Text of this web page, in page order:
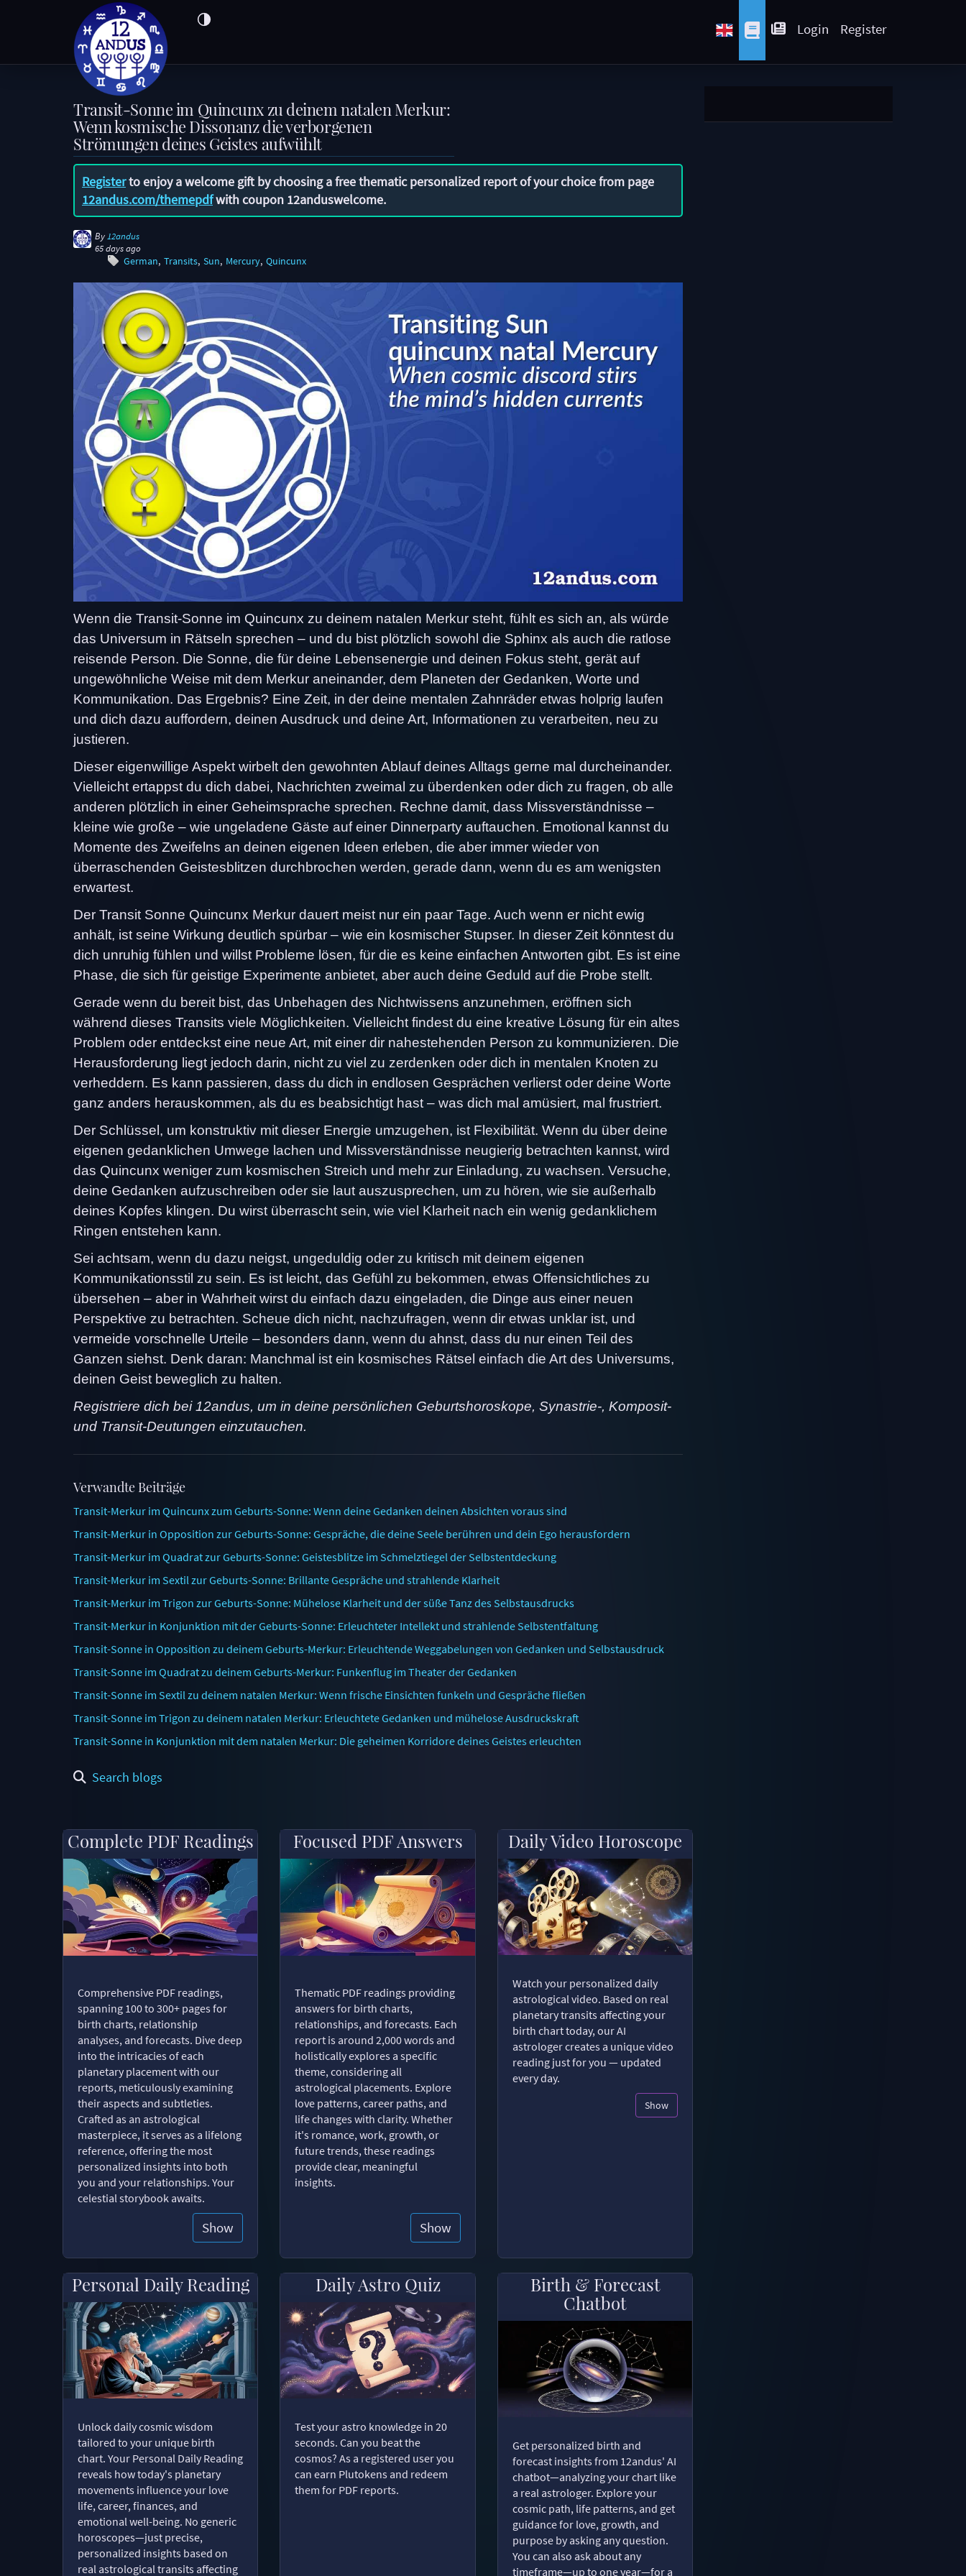
Login Register
Transit-Sonne im Quincunx zu deinem natalen Merkur:
Wenn kosmische Dissonanz die verborgenen
Strömungen deines Geistes aufwühlt
Registerto enjoy a welcome gift by choosing a free thematic personalized report of your choice from page
12andus.com/themepdfwith coupon 12anduswelcome.
By 12andus
65 days ago
German Transits Sun Mercury Quincunx
Wenn die Transit-Sonne im Quincunx zu deinem natalen Merkur steht, fühlt es sich an, als würde
das Universum in Rätseln sprechen – und du bist plötzlich sowohl die Sphinx als auch die ratlose
reisende Person. Die Sonne, die für deine Lebensenergie und deinen Fokus steht, gerät auf
ungewöhnliche Weise mit dem Merkur aneinander, dem Planeten der Gedanken, Worte und
Kommunikation. Das Ergebnis? Eine Zeit, in der deine mentalen Zahnräder etwas holprig laufen
und dich dazu auffordern, deinen Ausdruck und deine Art, Informationen zu verarbeiten, neu zu
justieren.
Dieser eigenwillige Aspekt wirbelt den gewohnten Ablauf deines Alltags gerne mal durcheinander.
Vielleicht ertappst du dich dabei, Nachrichten zweimal zu überdenken oder dich zu fragen, ob alle
anderen plötzlich in einer Geheimsprache sprechen. Rechne damit, dass Missverständnisse –
kleine wie große – wie ungeladene Gäste auf einer Dinnerparty auftauchen. Emotional kannst du
Momente des Zweifelns an deinen eigenen Ideen erleben, die aber immer wieder von
überraschenden Geistesblitzen durchbrochen werden, gerade dann, wenn du es am wenigsten
erwartest.
Der Transit Sonne Quincunx Merkur dauert meist nur ein paar Tage. Auch wenn er nicht ewig
anhält, ist seine Wirkung deutlich spürbar – wie ein kosmischer Stupser. In dieser Zeit könntest du
dich unruhig fühlen und willst Probleme lösen, für die es keine einfachen Antworten gibt. Es ist eine
Phase, die sich für geistige Experimente anbietet, aber auch deine Geduld auf die Probe stellt.
Gerade wenn du bereit bist, das Unbehagen des Nichtwissens anzunehmen, eröffnen sich
während dieses Transits viele Möglichkeiten. Vielleicht findest du eine kreative Lösung für ein altes
Problem oder entdeckst eine neue Art, mit einer dir nahestehenden Person zu kommunizieren. Die
Herausforderung liegt jedoch darin, nicht zu viel zu zerdenken oder dich in mentalen Knoten zu
verheddern. Es kann passieren, dass du dich in endlosen Gesprächen verlierst oder deine Worte
ganz anders herauskommen, als du es beabsichtigt hast – was dich mal amüsiert, mal frustriert.
Der Schlüssel, um konstruktiv mit dieser Energie umzugehen, ist Flexibilität. Wenn du über deine
eigenen gedanklichen Umwege lachen und Missverständnisse neugierig betrachten kannst, wird
das Quincunx weniger zum kosmischen Streich und mehr zur Einladung, zu wachsen. Versuche,
deine Gedanken aufzuschreiben oder sie laut auszusprechen, um zu hören, wie sie außerhalb
deines Kopfes klingen. Du wirst überrascht sein, wie viel Klarheit nach ein wenig gedanklichem
Ringen entstehen kann.
Sei achtsam, wenn du dazu neigst, ungeduldig oder zu kritisch mit deinem eigenen
Kommunikationsstil zu sein. Es ist leicht, das Gefühl zu bekommen, etwas Offensichtliches zu
übersehen – aber in Wahrheit wirst du einfach dazu eingeladen, die Dinge aus einer neuen
Perspektive zu betrachten. Scheue dich nicht, nachzufragen, wenn dir etwas unklar ist, und
vermeide vorschnelle Urteile – besonders dann, wenn du ahnst, dass du nur einen Teil des
Ganzen siehst. Denk daran: Manchmal ist ein kosmisches Rätsel einfach die Art des Universums,
deinen Geist beweglich zu halten.
Registriere dich bei 12andus, um in deine persönlichen Geburtshoroskope, Synastrie-, Komposit-
und Transit-Deutungen einzutauchen.
Verwandte Beiträge
Transit-Merkur im Quincunx zum Geburts-Sonne: Wenn deine Gedanken deinen Absichten voraus sind
Transit-Merkur in Opposition zur Geburts-Sonne: Gespräche, die deine Seele berühren und dein Ego herausfordern
Transit-Merkur im Quadrat zur Geburts-Sonne: Geistesblitze im Schmelztiegel der Selbstentdeckung
Transit-Merkur im Sextil zur Geburts-Sonne: Brillante Gespräche und strahlende Klarheit
Transit-Merkur im Trigon zur Geburts-Sonne: Mühelose Klarheit und der süße Tanz des Selbstausdrucks
Transit-Merkur in Konjunktion mit der Geburts-Sonne: Erleuchteter Intellekt und strahlende Selbstentfaltung
Transit-Sonne in Opposition zu deinem Geburts-Merkur: Erleuchtende Weggabelungen von Gedanken und Selbstausdruck
Transit-Sonne im Quadrat zu deinem Geburts-Merkur: Funkenflug im Theater der Gedanken
Transit-Sonne im Sextil zu deinem natalen Merkur: Wenn frische Einsichten funkeln und Gespräche fließen
Transit-Sonne im Trigon zu deinem natalen Merkur: Erleuchtete Gedanken und mühelose Ausdruckskraft
Transit-Sonne in Konjunktion mit dem natalen Merkur: Die geheimen Korridore deines Geistes erleuchten
Search blogs
Complete PDF Readings
Comprehensive PDF readings,
spanning 100 to 300+ pages for
birth charts, relationship
analyses, and forecasts. Dive deep
into the intricacies of each
planetary placement with our
reports, meticulously examining
their aspects and subtleties.
Crafted as an astrological
masterpiece, it serves as a lifelong
reference, offering the most
personalized insights into both
you and your relationships. Your
celestial storybook awaits.
Show
Focused PDF Answers
Thematic PDF readings providing
answers for birth charts,
relationships, and forecasts. Each
report is around 2,000 words and
holistically explores a specific
theme, considering all
astrological placements. Explore
love patterns, career paths, and
life changes with clarity. Whether
it's romance, work, growth, or
future trends, these readings
provide clear, meaningful
insights.
Show
Daily Video Horoscope
Watch your personalized daily
astrological video. Based on real
planetary transits affecting your
birth chart today, our AI
astrologer creates a unique video
reading just for you — updated
every day.
Show
Personal Daily Reading
Unlock daily cosmic wisdom
tailored to your unique birth
chart. Your Personal Daily Reading
reveals how today's planetary
movements influence your love
life, career, finances, and
emotional well-being. No generic
horoscopes—just precise,
personalized insights based on
real astrological transits affecting
Daily Astro Quiz
Test your astro knowledge in 20
seconds. Can you beat the
cosmos? As a registered user you
can earn Plutokens and redeem
them for PDF reports.
Birth & Forecast
Chatbot
Get personalized birth and
forecast insights from 12andus' AI
chatbot—analyzing your chart like
a real astrologer. Explore your
cosmic path, life patterns, and get
guidance for love, growth, and
purpose by asking any question.
You can also ask about any
timeframe—up to one year—for a